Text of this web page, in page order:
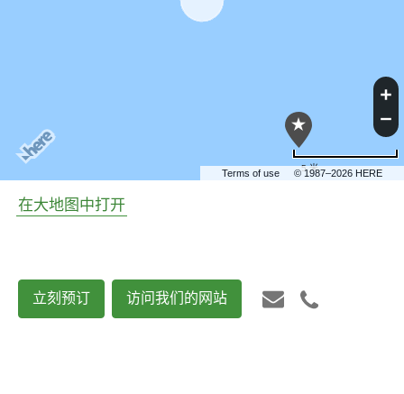
Terms of use © 1987–2026 HERE
5 米
在大地图中打开
立刻预订 访问我们的网站